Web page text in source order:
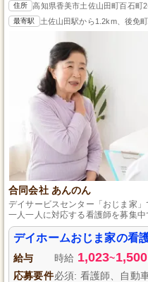
住所 高知県香美市土佐山田町百石町
最寄駅 土佐山田駅から1.2km、後免
合同会社 あんのん
デイサービスセンター「おじま家
一人一人に対応する看護師を募集
可能で、正社員登用制度も有りプ
気で楽しい時間を作りませんか？
デイホームおじま家の看
給与 時給 1,023~1,500
応募要件必須: 看護師、自動